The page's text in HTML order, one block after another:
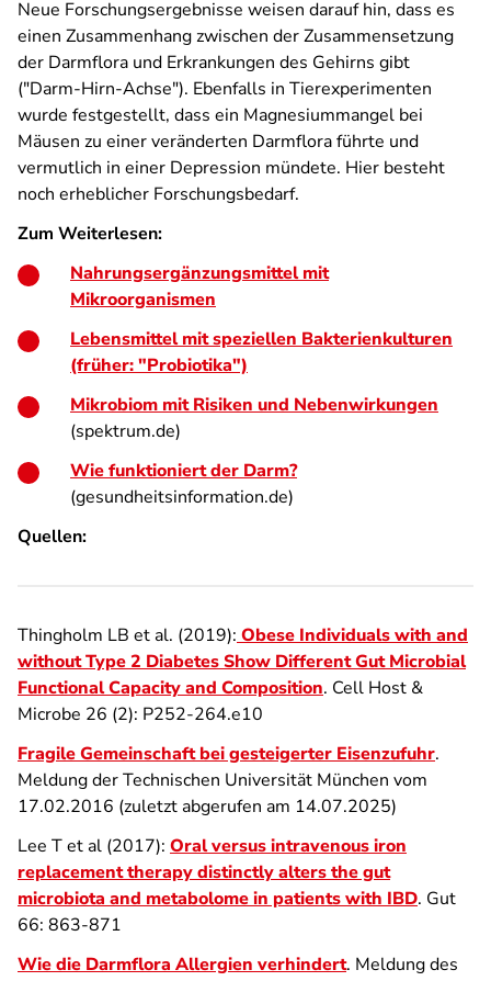
Neue Forschungsergebnisse weisen darauf hin, dass es
einen Zusammenhang zwischen der Zusammensetzung
der Darmflora und Erkrankungen des Gehirns gibt
("Darm-Hirn-Achse"). Ebenfalls in Tierexperimenten
wurde festgestellt, dass ein Magnesiummangel bei
Mäusen zu einer veränderten Darmflora führte und
vermutlich in einer Depression mündete. Hier besteht
noch erheblicher Forschungsbedarf.
Zum Weiterlesen:
Nahrungsergänzungsmittel mit
Mikroorganismen
Lebensmittel mit speziellen Bakterienkulturen
(früher: "Probiotika")
Mikrobiom mit Risiken und Nebenwirkungen
(spektrum.de)
Wie funktioniert der Darm?
(gesundheitsinformation.de)
Quellen:
Thingholm LB et al. (2019): Obese Individuals with and
without Type 2 Diabetes Show Different Gut Microbial
Functional Capacity and Composition. Cell Host &
Microbe 26 (2): P252-264.e10
Fragile Gemeinschaft bei gesteigerter Eisenzufuhr.
Meldung der Technischen Universität München vom
17.02.2016 (zuletzt abgerufen am 14.07.2025)
Lee T et al (2017): Oral versus intravenous iron
replacement therapy distinctly alters the gut
microbiota and metabolome in patients with IBD. Gut
66: 863-871
Wie die Darmflora Allergien verhindert. Meldung des